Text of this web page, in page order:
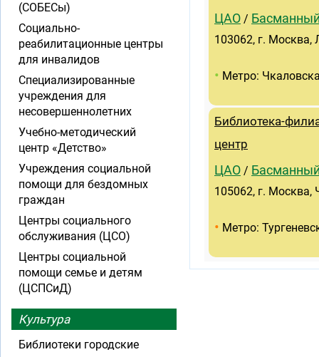
ЦАО /
103062, г. Москва,
• Метро:
Библиотека-
центр
ЦАО /
105062, г. Москва,
• Метро:
(СОБЕСы)
Социально-
реабилитационные центры
для инвалидов
Специализированные
учреждения для
несовершеннолетних
Учебно-методический
центр «Детство»
Учреждения социальной
помощи для бездомных
граждан
Центры социального
обслуживания (ЦСО)
Центры социальной
помощи семье и детям
(ЦСПСиД)
Культура
Библиотеки городские